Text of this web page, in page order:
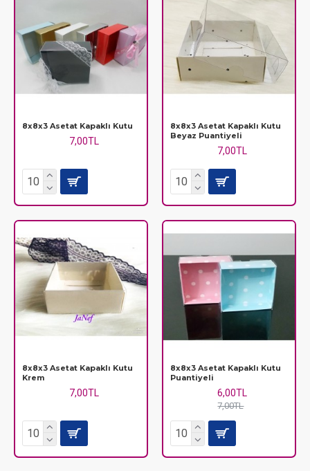
8x8x3 Asetat Kapaklı Kutu
7,00TL
8x8x3 Asetat Kapaklı Kutu
Beyaz Puantiyeli
7,00TL
8x8x3 Asetat Kapaklı Kutu
Krem
7,00TL
8x8x3 Asetat Kapaklı Kutu
Puantiyeli
6,00TL
7,00TL